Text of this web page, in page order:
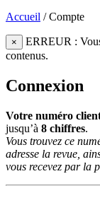
Accueil /Compte
×
ERREUR :
contenus.
Connexion
Votre numéro
jusqu’à 8 chiffres.
Vous trouvez ce
adresse la revue,
vous recevez par la